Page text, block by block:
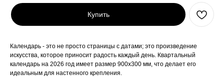
Купить
Календарь - это не просто страницы с датами; это произведение
искусства, которое приносит радость каждый день. Квартальный
календарь на 2026 год имеет размер 900x300 мм, что делает его
идеальным для настенного крепления.